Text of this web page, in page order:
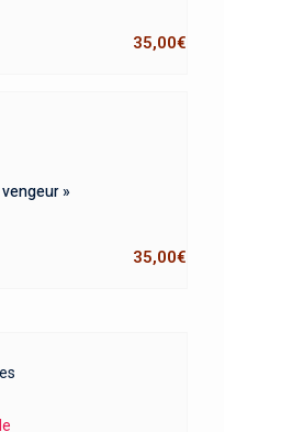
35,00€
»
35,00€